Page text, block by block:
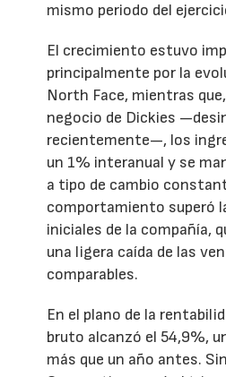
mismo periodo del
El crecimiento estuvo
principalmente por la
North Face, mientras
negocio de Dickies
recientemente—, los
un 1% interanual y se
a tipo de cambio
comportamiento superó
iniciales de la compañía,
una ligera caída de las
comparables.
En el plano de la
bruto alcanzó el 54,9%,
más que un año antes.